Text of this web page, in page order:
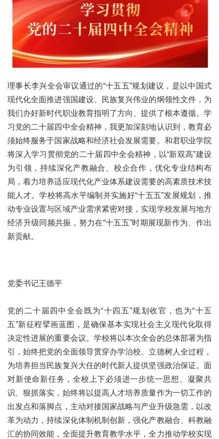
理事长李兴全会审议通过的“十五五”规划建议，是以中国式
现代化全面推进强国建设、民族复兴伟业的纲领性文件，为
我们办好新时代职业教育指明了方向、提供了根本遵循。学
习党的二十届四中全会精神，我更加深刻地认识到，教育必
须始终服务于国家战略和经济社会发展需要。和君职业学院
将深入学习贯彻党的二十届四中全会精神，以“新双高”建设
为引领，持续深化产教融合、校企合作，优化专业结构布
局，着力培养适应现代化产业体系建设需要的高素质技术技
能人才。学校将高水平编制并实施好“十五五”发展规划，推
动专业设置与区域产业需求紧密对接，实现学校发展与地方
经济升级同频共振，努力在“十五五”时期展现新作为、作出
新贡献。
党委书记王德平
党的二十届四中全会既为“十四五”规划收官，也为“十五
五”新征程擘画蓝图，是确保基本实现社会主义现代化取得
决定性进展的重要会议。学校将以本次全会的总体部署为指
引，始终把党的全面领导贯穿办学治校、立德树人全过程，
为培养担当民族复兴大任的时代新人提供坚强政治保证。面
对新使命新任务，全校上下必须进一步统一思想、凝聚共
识、狠抓落实，始终将以提高人才培养质量作为一切工作的
出发点和落脚点，主动对接国家战略与产业升级急需，以改
革为动力，持续深化体制机制创新，强化产教融合、科教融
汇的协同效能，全面提升教育教学水平，全力推动学校实现